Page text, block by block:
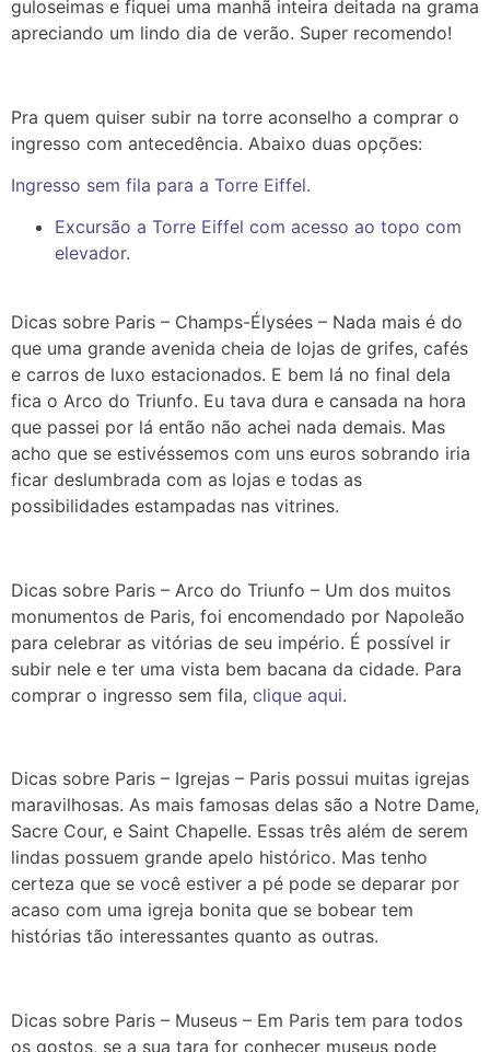
guloseimas e fiquei uma manhã inteira deitada na grama
apreciando um lindo dia de verão. Super recomendo!
Pra quem quiser subir na torre aconselho a comprar o
ingresso com antecedência. Abaixo duas opções:
Ingresso sem fila para a Torre Eiffel.
Excursão a Torre Eiffel com acesso ao topo com
elevador.
Dicas sobre Paris – Champs-Élysées – Nada mais é do
que uma grande avenida cheia de lojas de grifes, cafés
e carros de luxo estacionados. E bem lá no final dela
fica o Arco do Triunfo. Eu tava dura e cansada na hora
que passei por lá então não achei nada demais. Mas
acho que se estivéssemos com uns euros sobrando iria
ficar deslumbrada com as lojas e todas as
possibilidades estampadas nas vitrines.
Dicas sobre Paris – Arco do Triunfo – Um dos muitos
monumentos de Paris, foi encomendado por Napoleão
para celebrar as vitórias de seu império. É possível ir
subir nele e ter uma vista bem bacana da cidade. Para
comprar o ingresso sem fila, clique aqui.
Dicas sobre Paris – Igrejas – Paris possui muitas igrejas
maravilhosas. As mais famosas delas são a Notre Dame,
Sacre Cour, e Saint Chapelle. Essas três além de serem
lindas possuem grande apelo histórico. Mas tenho
certeza que se você estiver a pé pode se deparar por
acaso com uma igreja bonita que se bobear tem
histórias tão interessantes quanto as outras.
Dicas sobre Paris – Museus – Em Paris tem para todos
os gostos, se a sua tara for conhecer museus pode